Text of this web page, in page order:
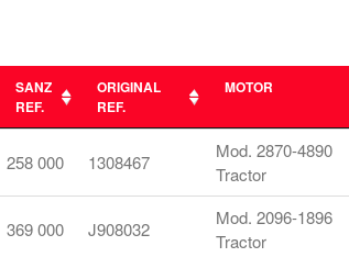
SANZ
REF.
ORIGINAL
REF.
MOTOR
REF.
REF.
258 000 1308467
Mod. 2870-4890
Tractor
369 000 J908032
Mod. 2096-1896
Tractor